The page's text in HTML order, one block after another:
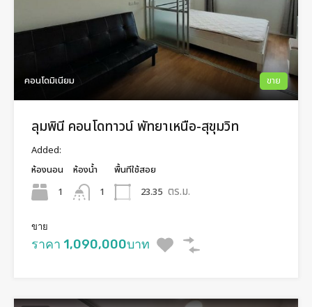
คอนโดมิเนียม ขาย
ลุมพินี คอนโดทาวน์ พัทยาเหนือ-สุขุมวิท
Added:
ห้องนอน
1
ห้องน้ำ
1
พื้นทีใช้สอย
23.35 ตร.ม.
ขาย
ราคา 1,090,000บาท